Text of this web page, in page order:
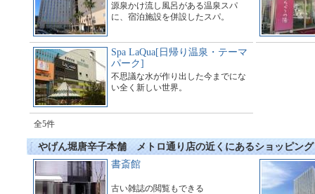
源泉かけ流し風呂がある温泉スパ
に、宿泊施設を併設したスパ。
Spa LaQua[日帰り温泉・テーマ
パーク]
不思議な水が作り出した今までにな
い全く新しい世界。
全5件
やげん堀唐辛子本舗 メトロ通り店の近くにあるショッピング
書斎館
古い雑誌の閲覧もできる